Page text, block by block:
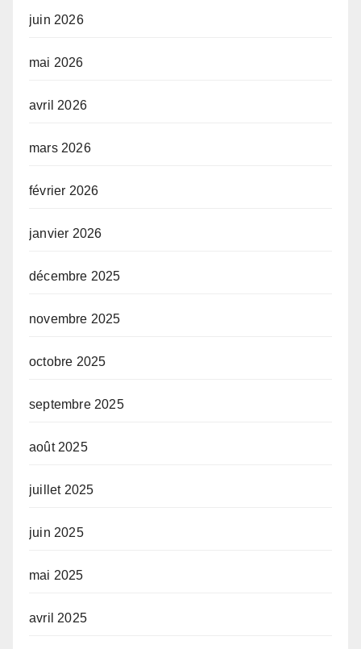
juin 2026
mai 2026
avril 2026
mars 2026
février 2026
janvier 2026
décembre 2025
novembre 2025
octobre 2025
septembre 2025
août 2025
juillet 2025
juin 2025
mai 2025
avril 2025